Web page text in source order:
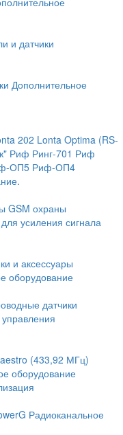
и датчики
Дополнительное
202 Lonta Optima (RS-
Риф Ринг-701 Риф
ОП5 Риф-ОП4
GSM охраны
усиления сигнала
и аксессуары
оборудование
датчики
управления
(433,92 МГц)
оборудование
Радиоканальное